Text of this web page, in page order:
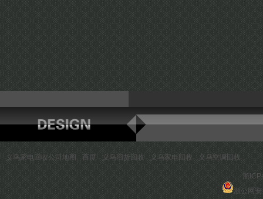
义乌家电回收公司地图 百度 义乌旧货回收 义乌家电回收 义乌空调回收
浙
浙公网